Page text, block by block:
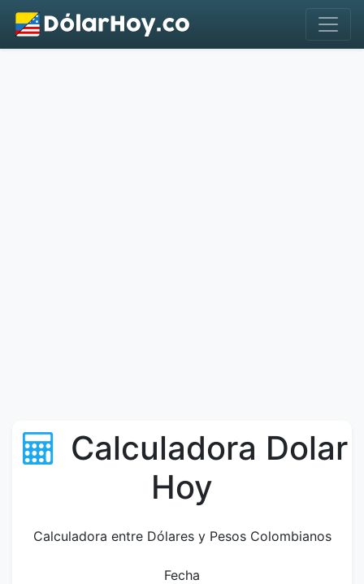
Calculadora Dolar
Hoy
Calculadora entre Dólares y Pesos Colombianos
Fecha